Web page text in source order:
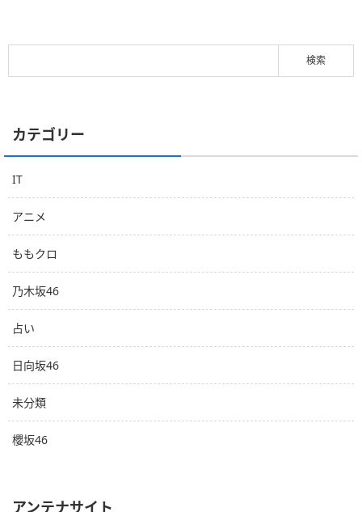
カテゴリー
IT
アニメ
ももクロ
乃木坂46
占い
日向坂46
未分類
櫻坂46
アンテナサイト